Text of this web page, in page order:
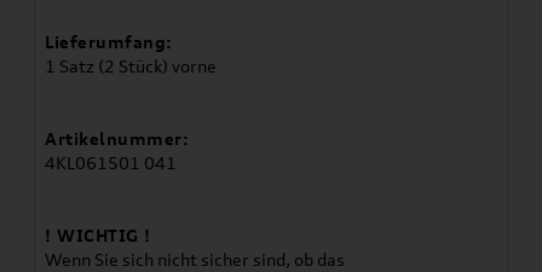
Lieferumfang:
1 Satz (2 Stück) vorne
Artikelnummer:
4KL061501 041
! WICHTIG !
Wenn Sie sich nicht sicher sind, ob das